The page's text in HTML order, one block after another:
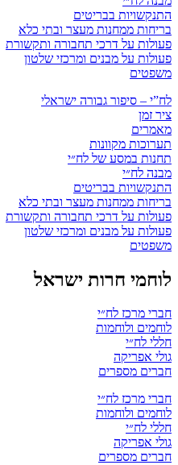
התנקשויות בבריטים
בריחות ממחנות מעצר ובתי כלא
פעולות על דרכי תחבורה ותקשורת
פעולות על מבנים ומרכזי שלטון
משפטים
לח”י – סיפור גבורה ישראלי
ציר זמן
מאמרים
תערוכות מקוונות
תחנות במסע של לח״י
מבנה לח״י
התנקשויות בבריטים
בריחות ממחנות מעצר ובתי כלא
פעולות על דרכי תחבורה ותקשורת
פעולות על מבנים ומרכזי שלטון
משפטים
לוחמי חרות ישראל
חברי מרכז לח״י
לוחמים ולוחמות
חללי לח״י
גולי אפריקה
חברים מספרים
חברי מרכז לח״י
לוחמים ולוחמות
חללי לח״י
גולי אפריקה
חברים מספרים